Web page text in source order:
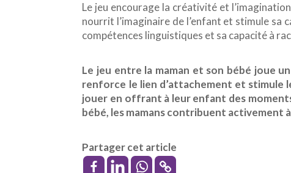
Le jeu encourage la créativité et
nourrit l’imaginaire de l’enfant et stimule sa
compétences linguistiques et sa capacité à
Le jeu entre la maman et son bébé joue
renforce le lien d’attachement et stimule
jouer en offrant à leur enfant des
bébé, les mamans contribuent activement
Partager cet article